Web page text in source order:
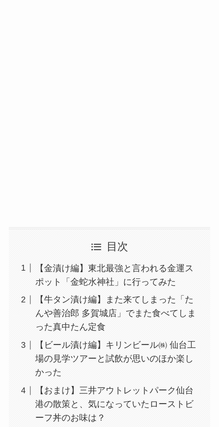
目次
【金漬け編】東北最強と言われる金運ス
ポット「金蛇水神社」に行ってみた
【牛タン漬け編】また来てしまった「た
んや善治郎 多賀城店」でまた食べてしま
った真中たん定食
【ビール漬け編】キリンビール㈱ 仙台工
場の見学ツアーと試飲が思いのほか楽し
かった
【おまけ】三井アウトレットパーク仙台
港の散策と、気になっていたローストビ
ーフ丼のお味は？